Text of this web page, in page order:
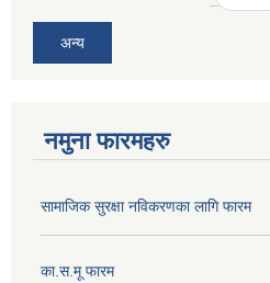
अन्य
नमुना फारमहरु
सामाजिक सुरक्षा नविकरणका लागि फारम
का.स.मू फारम